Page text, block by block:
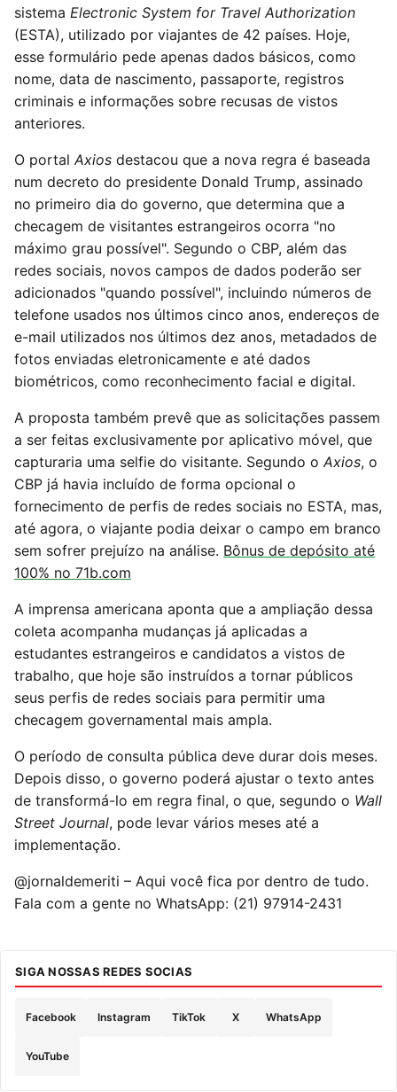
sistema Electronic System for Travel Authorization
(ESTA), utilizado por viajantes de 42 países. Hoje,
esse formulário pede apenas dados básicos, como
nome, data de nascimento, passaporte, registros
criminais e informações sobre recusas de vistos
anteriores.
O portal Axios destacou que a nova regra é baseada
num decreto do presidente Donald Trump, assinado
no primeiro dia do governo, que determina que a
checagem de visitantes estrangeiros ocorra "no
máximo grau possível". Segundo o CBP, além das
redes sociais, novos campos de dados poderão ser
adicionados "quando possível", incluindo números de
telefone usados nos últimos cinco anos, endereços de
e-mail utilizados nos últimos dez anos, metadados de
fotos enviadas eletronicamente e até dados
biométricos, como reconhecimento facial e digital.
A proposta também prevê que as solicitações passem
a ser feitas exclusivamente por aplicativo móvel, que
capturaria uma selfie do visitante. Segundo o Axios, o
CBP já havia incluído de forma opcional o
fornecimento de perfis de redes sociais no ESTA, mas,
até agora, o viajante podia deixar o campo em branco
sem sofrer prejuízo na análise. Bônus de depósito até
100% no 71b.com
A imprensa americana aponta que a ampliação dessa
coleta acompanha mudanças já aplicadas a
estudantes estrangeiros e candidatos a vistos de
trabalho, que hoje são instruídos a tornar públicos
seus perfis de redes sociais para permitir uma
checagem governamental mais ampla.
O período de consulta pública deve durar dois meses.
Depois disso, o governo poderá ajustar o texto antes
de transformá-lo em regra final, o que, segundo o Wall
Street Journal, pode levar vários meses até a
implementação.
@jornaldemeriti – Aqui você fica por dentro de tudo.
Fala com a gente no WhatsApp: (21) 97914-2431
SIGA NOSSAS REDES SOCIAS
Facebook Instagram TikTok X WhatsApp
YouTube